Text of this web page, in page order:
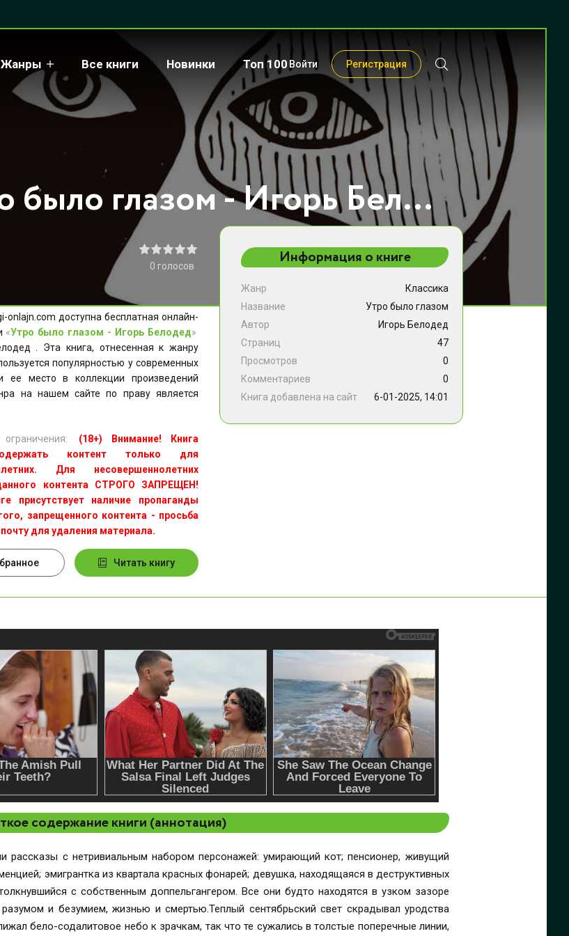
Жанры Все книги Новинки Топ 100 Войти Регистрация
Утро было глазом - Игорь Белодед
0 голосов
onlajn.com доступна бесплатная онлайн-
«Утро было глазом - Игорь Белодед»
. Эта книга, отнесенная к жанру
популярностью у современных
ее место в коллекции произведений
на нашем сайте по праву является
(18+) Внимание! Книга
контент только для
Для несовершеннолетних
контента СТРОГО ЗАПРЕЩЕН!
присутствует наличие пропаганды
запрещенного контента - просьба
почту для удаления материала.
Читать книгу
Информация о книге
Жанр
Классика
Название
Утро было глазом
Автор
Игорь Белодед
Страниц
47
Просмотров
0
Комментариев
0
Книга добавлена на сайт
6-01-2025, 14:01
содержание книги (аннотация)
с нетривиальным набором персонажей: умирающий кот; пенсионер, живущий
эмигрантка из квартала красных фонарей; девушка, находящаяся в деструктивных
с собственным доппельгангером. Все они будто находятся в узком зазоре
и безумием, жизнью и смертью.Теплый сентябрьский свет скрадывал уродства
бело-содалитовое небо к зрачкам, так что те сужались в толстые поперечные линии,